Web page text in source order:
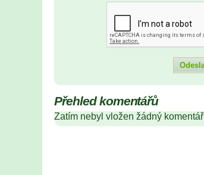
Přehled komentářů
Zatím nebyl vložen žádný komentář